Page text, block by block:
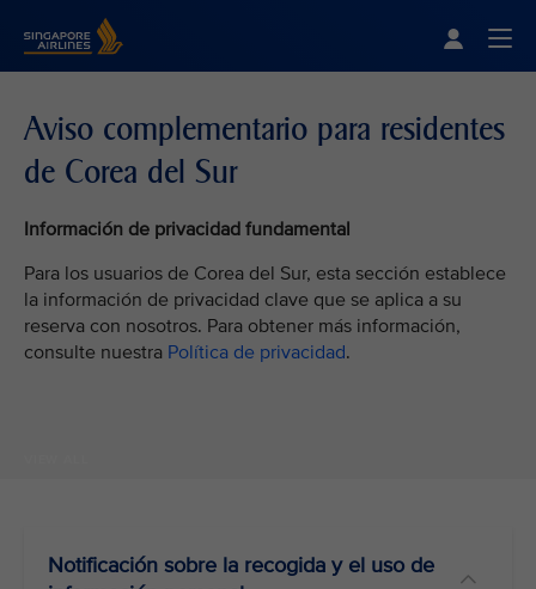
Aviso complementario para residentes
de Corea del Sur
Información de privacidad fundamental
Para los usuarios de Corea del Sur, esta sección establece
la información de privacidad clave que se aplica a su
reserva con nosotros. Para obtener más información,
consulte nuestra Política de privacidad.
Notificación sobre la recogida y el uso de